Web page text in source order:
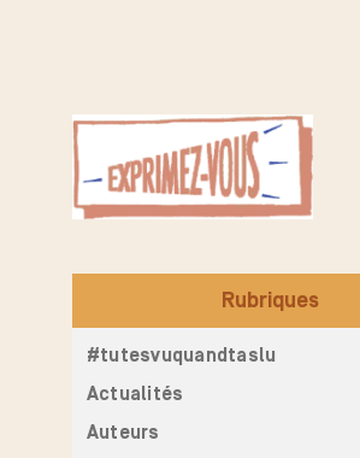
Rubriques
#tutesvuquandtaslu
Actualités
Auteurs